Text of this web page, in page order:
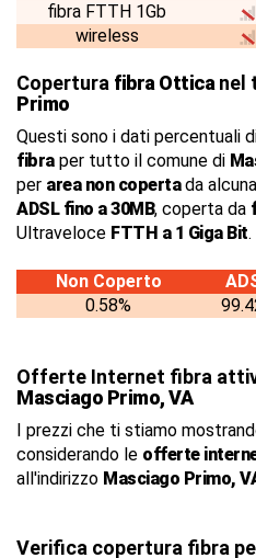
fibra FTTH 1Gb
wireless
Copertura fibra Ottica nel
Primo
Questi sono i dati percentuali
fibraper tutto il comune di
per area non copertada
ADSL fino a 30MB, coperta da
Ultraveloce FTTH a 1 Giga Bit.
Non Coperto
0.58%
Offerte Internet fibra
Masciago Primo, VA
I prezzi che ti stiamo
considerando le offerte
all'indirizzo Masciago Primo,
Verifica copertura fibra